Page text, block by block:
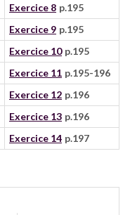
Exercice 8 p.195
Exercice 9 p.195
Exercice 10 p.195
Exercice 11 p.195-196
Exercice 12 p.196
Exercice 13 p.196
Exercice 14 p.197